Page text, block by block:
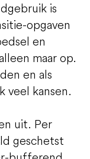
is
opgaven
en
maar op.
en als
veel kansen.
uit. Per
geschetst